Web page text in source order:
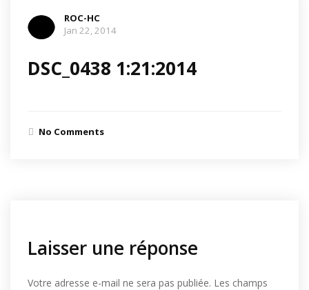
ROC-HC
Jan 22, 2014
DSC_0438 1:21:2014
No Comments
Laisser une réponse
Votre adresse e-mail ne sera pas publiée. Les champs